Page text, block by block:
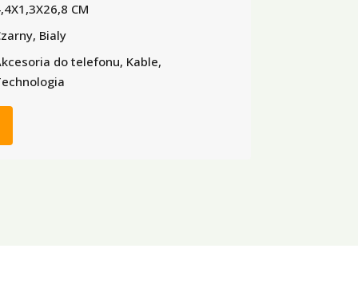
CM
Bialy
do telefonu, Kable,